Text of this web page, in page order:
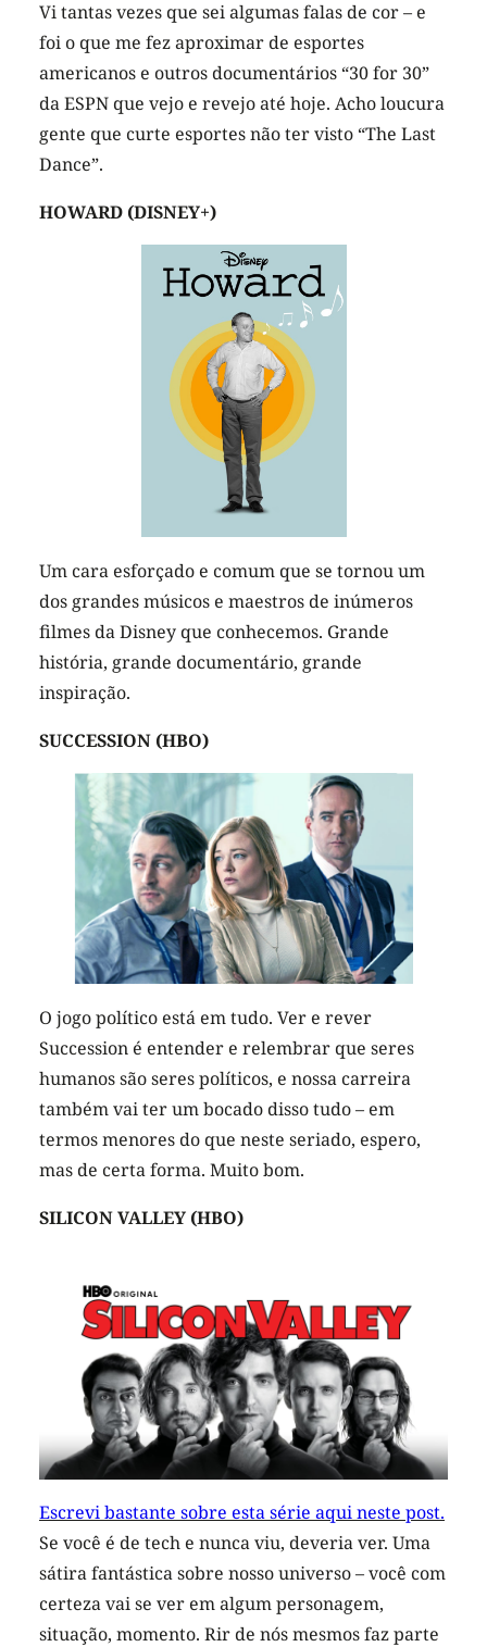
Vi tantas vezes que sei algumas falas de cor – e
foi o que me fez aproximar de esportes
americanos e outros documentários “30 for 30”
da ESPN que vejo e revejo até hoje. Acho loucura
gente que curte esportes não ter visto “The Last
Dance”.
HOWARD (DISNEY+)
Um cara esforçado e comum que se tornou um
dos grandes músicos e maestros de inúmeros
filmes da Disney que conhecemos. Grande
história, grande documentário, grande
inspiração.
SUCCESSION (HBO)
O jogo político está em tudo. Ver e rever
Succession é entender e relembrar que seres
humanos são seres políticos, e nossa carreira
também vai ter um bocado disso tudo – em
termos menores do que neste seriado, espero,
mas de certa forma. Muito bom.
SILICON VALLEY (HBO)
Escrevi bastante sobre esta série aqui neste post.
Se você é de tech e nunca viu, deveria ver. Uma
sátira fantástica sobre nosso universo – você com
certeza vai se ver em algum personagem,
situação, momento. Rir de nós mesmos faz parte